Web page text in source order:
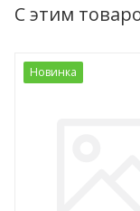
С этим
Новинка